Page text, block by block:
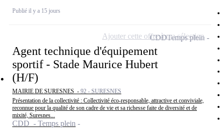
Publié il y a 15 jours
Agent technique d'équipement
sportif - Stade Maurice Hubert
(H/F)
MAIRIE DE SURESNES - 92 - SURESNES
Présentation de la collectivité : Collectivité éco-responsable, attractive et conviviale,
reconnue pour la qualité de son cadre de vie et sa richesse faite de diversité et de
mixité, Suresnes...
CDD - Temps plein
CDDTemps plein
Ajouter cette offre à ma sélection